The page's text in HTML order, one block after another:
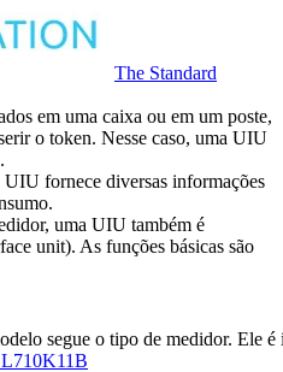
The Standard
em uma caixa ou em um poste,
o token. Nesse caso, uma UIU
fornece diversas informações
uma UIU também é
unit). As funções básicas são
segue o tipo de medidor. Ele